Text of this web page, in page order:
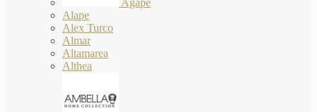
Agape
Alape
Alex Turco
Almar
Altamarea
Althea